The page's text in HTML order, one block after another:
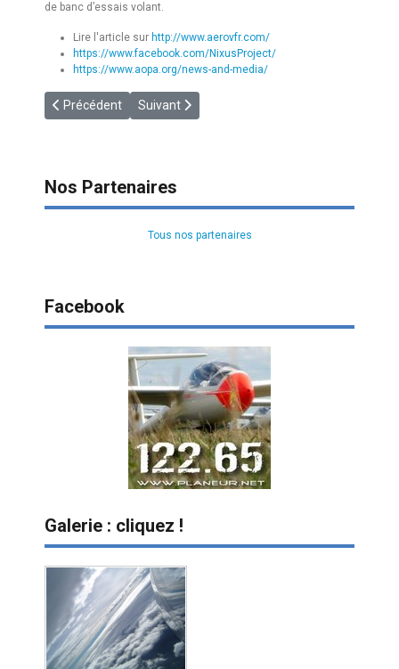
de banc d’essais volant.
Lire l'article sur http://www.aerovfr.com/
https://www.facebook.com/NixusProject/
https://www.aopa.org/news-and-media/
Article précédent : [AERO19] THE NEW ARCUS
Précédent Article suivant : [EGU] Newsletter 1/2019
Suivant
Nos Partenaires
Tous nos partenaires
Facebook
Galerie : cliquez !